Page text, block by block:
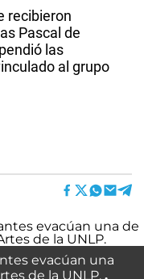
recibieron
Pascal de
las
al grupo
evacúan una
de la UNLP.